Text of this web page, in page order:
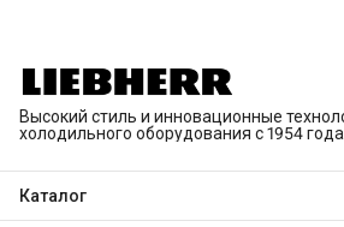
Высокий стиль и инновационные
холодильного оборудования с 1954 года
Каталог